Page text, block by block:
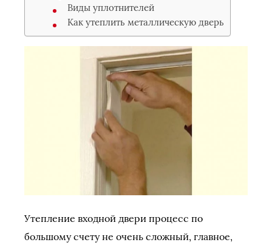
Виды уплотнителей
Как утеплить металлическую дверь
Утепление входной двери процесс по
большому счету не очень сложный, главное,